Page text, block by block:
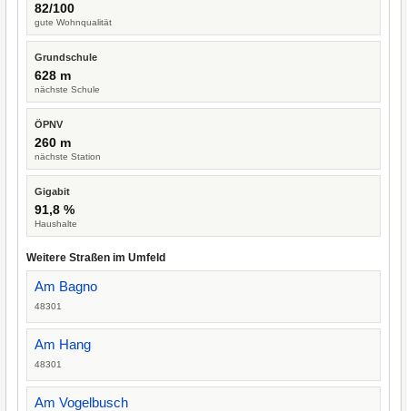
82/100
gute Wohnqualität
Grundschule
628 m
nächste Schule
ÖPNV
260 m
nächste Station
Gigabit
91,8 %
Haushalte
Weitere Straßen im Umfeld
Am Bagno
48301
Am Hang
48301
Am Vogelbusch